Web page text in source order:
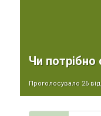
Чи потрібно
Проголосувало 26